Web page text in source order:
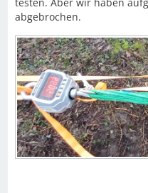
abgebrochen.